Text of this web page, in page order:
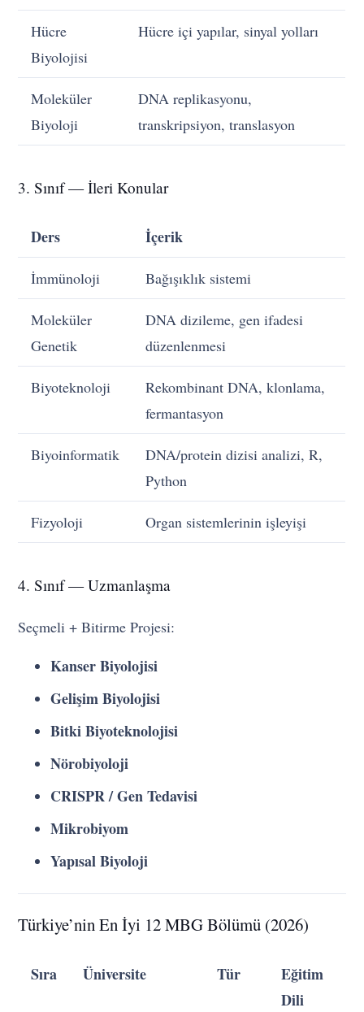
Hücre
Biyolojisi
Hücre içi yapılar, sinyal yolları
Moleküler
Biyoloji
DNA replikasyonu,
transkripsiyon, translasyon
3. Sınıf — İleri Konular
Ders İçerik
İmmünoloji Bağışıklık sistemi
Moleküler
Genetik
DNA dizileme, gen ifadesi
düzenlenmesi
Biyoteknoloji
Rekombinant DNA, klonlama,
fermantasyon
Biyoinformatik
DNA/protein dizisi analizi, R,
Python
Fizyoloji Organ sistemlerinin işleyişi
4. Sınıf — Uzmanlaşma
Seçmeli + Bitirme Projesi:
Kanser Biyolojisi
Gelişim Biyolojisi
Bitki Biyoteknolojisi
Nörobiyoloji
CRISPR / Gen Tedavisi
Mikrobiyom
Yapısal Biyoloji
Türkiye’nin En İyi 12 MBG Bölümü (2026)
Sıra Üniversite Tür
Eğitim
Dili